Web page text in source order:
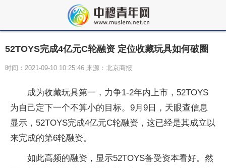
52TOYS完成4亿元C轮融资 定位收藏玩具如何破圈
时间：2021-09-10 10:25:46 来源：北京商报
成为收藏玩具第一，力争1-2年内上市，52TOYS
为自己定下一个不算小的目标。9月9日，天眼查信息
显示，52TOYS完成4亿元C轮融资，这已经是其成立以
来完成的第6轮融资。
如此高频的融资，显示52TOYS备受资本看好。然